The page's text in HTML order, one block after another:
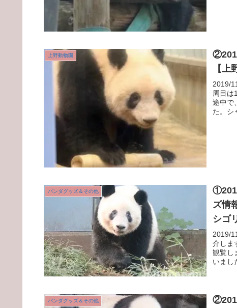
上野動物園
【上
2019/
周目は
途中で
た。シ
パンダグッズ＆その他
ズ情
シゴ
2019/
介しま
観覧し
いまし
パンダグッズ＆その他